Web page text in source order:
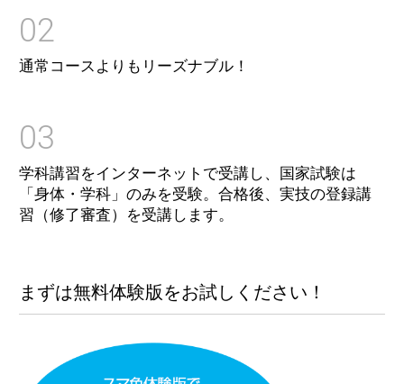
02
通常コースよりもリーズナブル！
03
学科講習をインターネットで受講し、国家試験は
「身体・学科」のみを受験。合格後、実技の登録講
習（修了審査）を受講します。
まずは無料体験版をお試しください！